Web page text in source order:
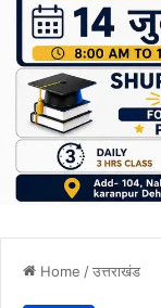
Home /उत्तराखंड